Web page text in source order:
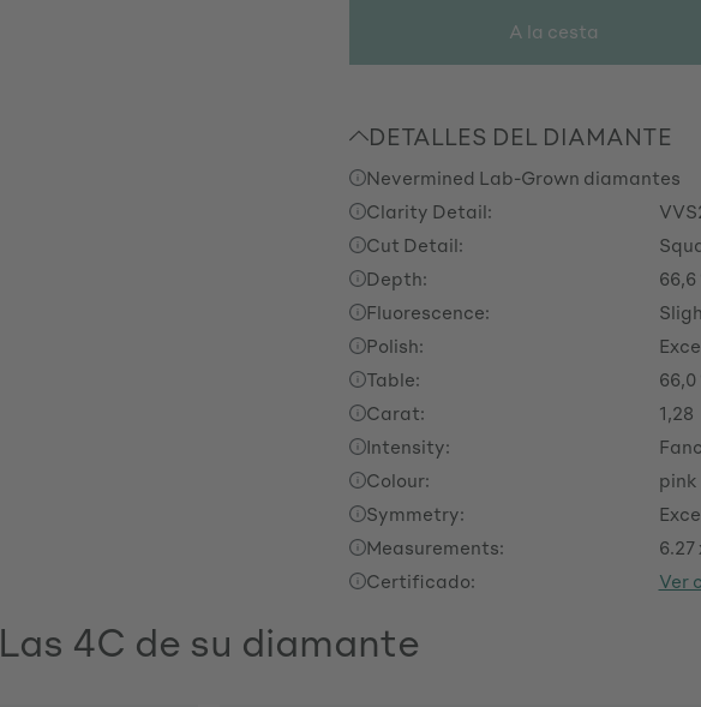
A la cesta
DETALLES DEL DIAMANTE
Nevermined Lab-Grown diamantes
Clarity Detail:
Cut Detail:
Depth:
66,6
Fluorescence:
Polish:
Table:
66,0
Carat:
1,28
Intensity:
Colour:
pink
Symmetry:
Measurements:
6.27
Certificado:
Ver
Las 4C de su diamante